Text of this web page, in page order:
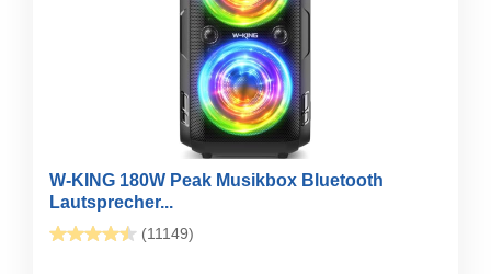
W-KING 180W Peak Musikbox Bluetooth
Lautsprecher...
(11149)